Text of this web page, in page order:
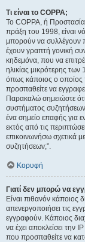
Τι είναι το COPPA;
Το COPPA, ή
πράξη του 1998, είναι
μπορούν να συλλέγουν
έχουν γραπτή γονική
κηδεμόνα, που να
ηλικίας μικρότερης των
όπως κάποιος ο οποίος
προσπαθείτε να
Παρακαλώ σημειώστε
συστήματος συζητήσεων
ένα σημείο επαφής για
εκτός από τις
επικοινωνήσω σχετικά
συζητήσεων;”.
Κορυφή
Γιατί δεν μπορώ να
Είναι πιθανόν κάποιος
απενεργοποιήσει τις
εγγραφούν. Κάποιος
να έχει αποκλείσει την
που προσπαθείτε να